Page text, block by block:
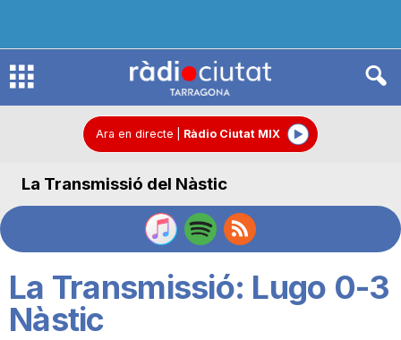
R
d
o
Ara en directe Ràdio Ciutat MIX
La Transmissió del Nàstic
La Transmissió: Lugo 0-3
Nàstic